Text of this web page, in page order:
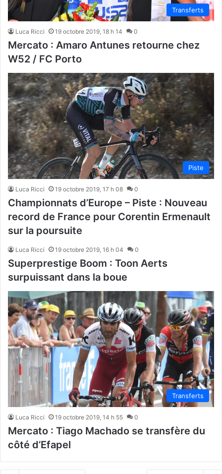
Transferts
Luca Ricci 19 octobre 2019, 18 h 14 0
Mercato : Amaro Antunes retourne chez
W52 / FC Porto
Piste
Luca Ricci 19 octobre 2019, 17 h 08 0
Championnats d’Europe – Piste : Nouveau
record de France pour Corentin Ermenault
sur la poursuite
Luca Ricci 19 octobre 2019, 16 h 04 0
Superprestige Boom : Toon Aerts
surpuissant dans la boue
Transferts
Luca Ricci 19 octobre 2019, 14 h 55 0
Mercato : Tiago Machado se transfère du
côté d’Efapel